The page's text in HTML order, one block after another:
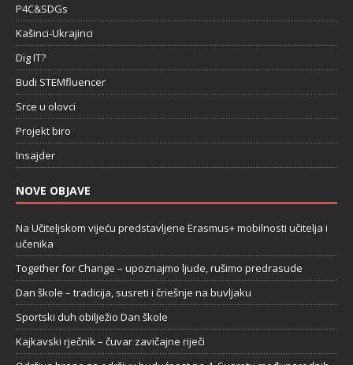
P4C&SDGs
Kašinci-Ukrajinci
Dig IT?
Budi STEMfluencer
Srce u olovci
Projekt biro
Insajder
NOVE OBJAVE
Na Učiteljskom vijeću predstavljene Erasmus+ mobilnosti učitelja i
učenika
Together for Change – upoznajmo ljude, rušimo predrasude
Dan škole – tradicija, susreti i čriešnje na buvljaku
Sportski duh obilježio Dan škole
Kajkavski rječnik – čuvar zavičajne riječi